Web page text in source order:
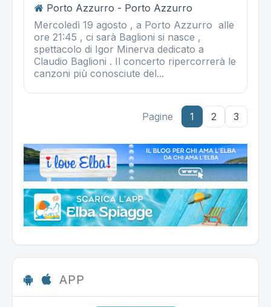
Porto Azzurro - Porto Azzurro
Mercoledì 19 agosto , a Porto Azzurro alle
ore 21:45 , ci sarà Baglioni si nasce ,
spettacolo di Igor Minerva dedicato a
Claudio Baglioni . Il concerto ripercorrerà le
canzoni più conosciute del...
Pagine 1 2 3
APP